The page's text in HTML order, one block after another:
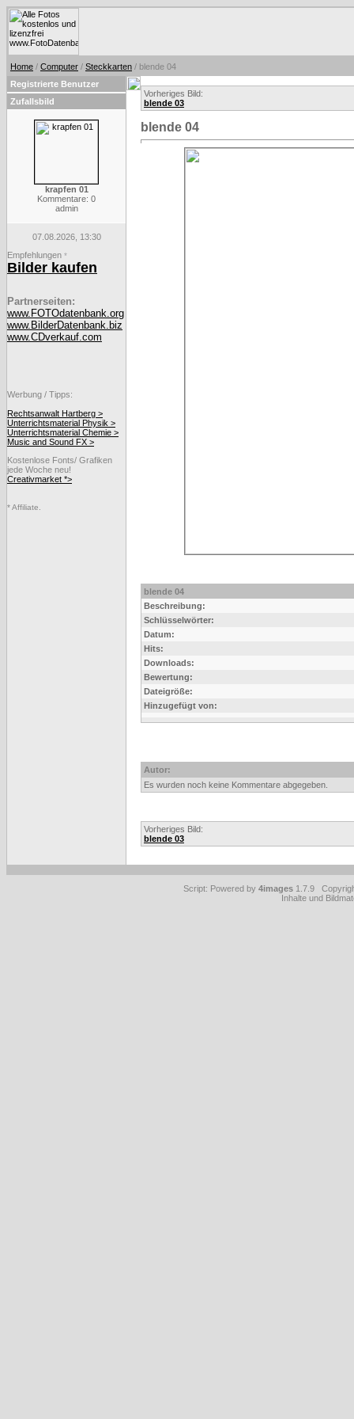
Home / Computer / Steckkarten / blende 04
Registrierte Benutzer
Zufallsbild
krapfen 01
Kommentare: 0
admin
07.08.2026, 13:30
Empfehlungen *
Bilder kaufen
Partnerseiten:
www.FOTOdatenbank.org
www.BilderDatenbank.biz
www.CDverkauf.com
Werbung / Tipps:
Rechtsanwalt Hartberg >
Unterrichtsmaterial Physik >
Unterrichtsmaterial Chemie >
Music and Sound FX >
Kostenlose Fonts/ Grafiken
jede Woche neu!
Creativmarket *>
* Affiliate.
Vorheriges Bild:
blende 03
blende 04
blende 04
Beschreibung:
Schlüsselwörter:
Datum:
Hits:
Downloads:
Bewertung:
Dateigröße:
Hinzugefügt von:
Autor:
Es wurden noch keine Kommentare abgegeben.
Vorheriges Bild:
blende 03
Script: Powered by 4images 1.7.9
Inhalte und